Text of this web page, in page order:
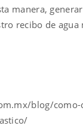
manera,
recibo de agua
blog/como-